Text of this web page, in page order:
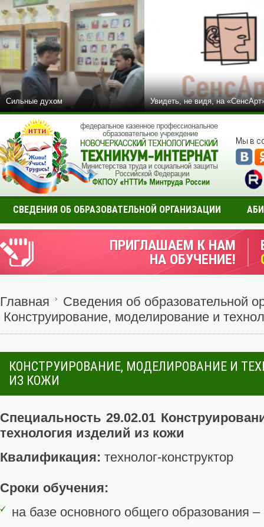
Сильные духом Увидеть, не видя, на
Мы в
СВЕДЕНИЯ ОБ ОБРАЗОВАТЕЛЬНОЙ ОРГАНИЗАЦИИ
ПРИГЛАШАЕМ К НАМ
НА ОБУЧЕНИЕ!
Главная
Сведения об образовательной
Конструирование, моделирование и
КОНСТРУИРОВАНИЕ, МОДЕЛИРОВАНИЕ И
ИЗ КОЖИ
Специальность 29.02.01
технология изделий из кожи
Квалификация: технолог-конструктор
Сроки обучения:
на базе основного общего образования